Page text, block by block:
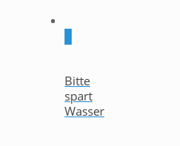
Bitte
spart
Wasser